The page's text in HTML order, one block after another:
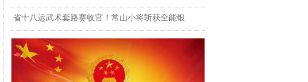
省十八运武术套路赛收官！常山小将斩获全能银